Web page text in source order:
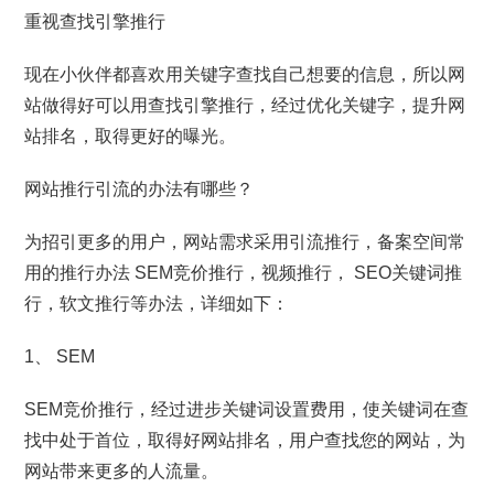
重视查找引擎推行
现在小伙伴都喜欢用关键字查找自己想要的信息，所以网
站做得好可以用查找引擎推行，经过优化关键字，提升网
站排名，取得更好的曝光。
网站推行引流的办法有哪些？
为招引更多的用户，网站需求采用引流推行，备案空间常
用的推行办法 SEM竞价推行，视频推行， SEO关键词推
行，软文推行等办法，详细如下：
1、 SEM
SEM竞价推行，经过进步关键词设置费用，使关键词在查
找中处于首位，取得好网站排名，用户查找您的网站，为
网站带来更多的人流量。